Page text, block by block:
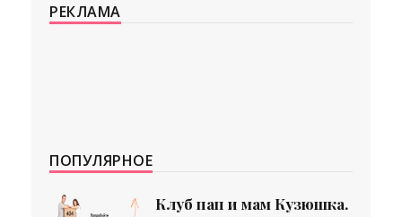
РЕКЛАМА
ПОПУЛЯРНОЕ
Клуб пап и мам Кузюшка.